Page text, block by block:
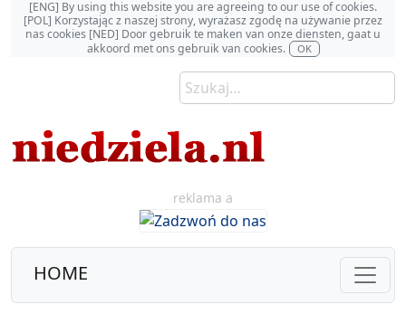
[ENG] By using this website you are agreeing to our use of cookies.
[POL] Korzystając z naszej strony, wyrażasz zgodę na używanie przez
nas cookies [NED] Door gebruik te maken van onze diensten, gaat u
akkoord met ons gebruik van cookies.
OK
reklama a
HOME